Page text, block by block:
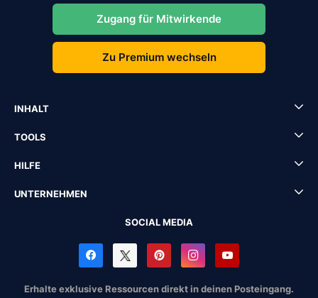
Zugang für Mitwirkende
Zu Premium wechseln
INHALT
TOOLS
HILFE
UNTERNEHMEN
SOCIAL MEDIA
Erhalte exklusive Ressourcen direkt in deinen Posteingang.